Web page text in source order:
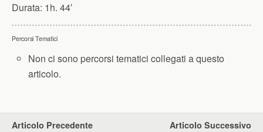
Durata: 1h. 44′
Percorsi Tematici
Non ci sono percorsi tematici collegati a questo
articolo.
Articolo Precedente Articolo Successivo